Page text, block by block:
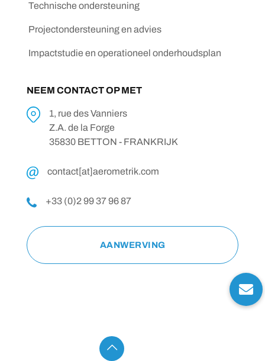
Technische ondersteuning
Projectondersteuning en advies
Impactstudie en operationeel onderhoudsplan
NEEM CONTACT OP MET
1, rue des Vanniers
Z.A. de la Forge
35830 BETTON - FRANKRIJK
contact[at]aerometrik.com
+33 (0)2 99 37 96 87
AANWERVING